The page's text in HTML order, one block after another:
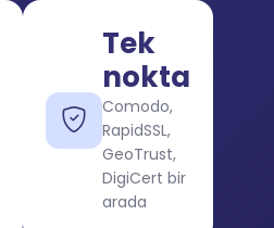
Tek
nokta
Comodo,
RapidSSL,
GeoTrust,
DigiCert bir
arada